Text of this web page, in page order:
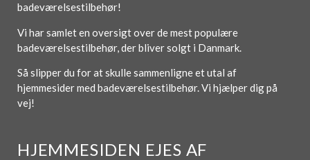
badeværelsestilbehør!
Vi har samlet en oversigt over de mest populære
badeværelsestilbehør, der bliver solgt i Danmark.
Så slipper du for at skulle sammenligne et utal af
hjemmesider med badeværelsestilbehør. Vi hjælper dig på
vej!
HJEMMESIDEN EJES AF